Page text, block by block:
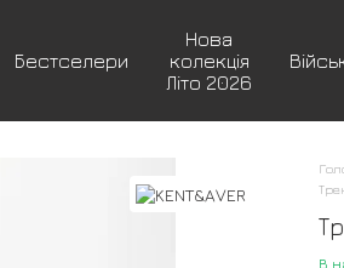
Бестселери
Нова
колекція
Літо 2026
В